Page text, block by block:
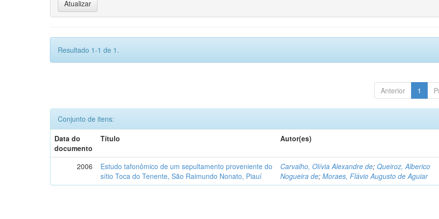
Resultado 1-1 de 1.
Anterior 1
Conjunto de itens:
Data do
documento
Título Autor(es)
2006
Estudo tafonômico de um sepultamento proveniente do
sítio Toca do Tenente, São Raimundo Nonato, Piauí
Carvalho, Olívia Alexandre de;Queiroz, Alberico
Nogueira de;Moraes, Flávio Augusto de Aguiar